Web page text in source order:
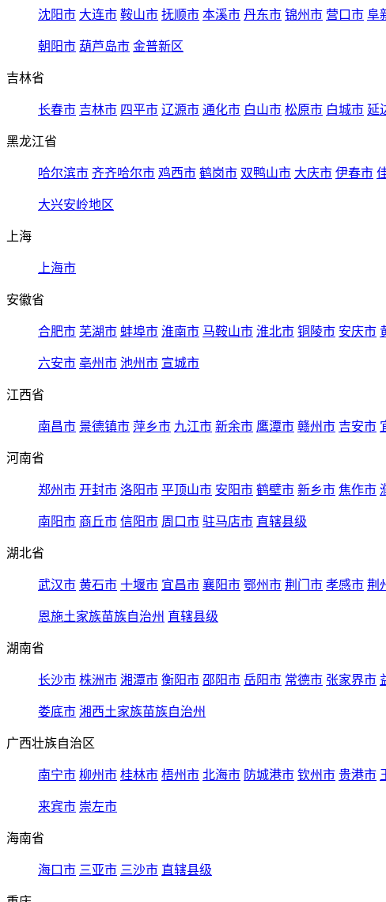
沈阳市 大连市 鞍山市 抚顺市 本溪市 丹东市 锦州市 营口市 阜
朝阳市 葫芦岛市 金普新区
吉林省
长春市 吉林市 四平市 辽源市 通化市 白山市 松原市 白城市 延
黑龙江省
哈尔滨市 齐齐哈尔市 鸡西市 鹤岗市 双鸭山市 大庆市 伊春市
大兴安岭地区
上海
上海市
安徽省
合肥市 芜湖市 蚌埠市 淮南市 马鞍山市 淮北市 铜陵市 安庆市
六安市 亳州市 池州市 宣城市
江西省
南昌市 景德镇市 萍乡市 九江市 新余市 鹰潭市 赣州市 吉安市
河南省
郑州市 开封市 洛阳市 平顶山市 安阳市 鹤壁市 新乡市 焦作市
南阳市 商丘市 信阳市 周口市 驻马店市 直辖县级
湖北省
武汉市 黄石市 十堰市 宜昌市 襄阳市 鄂州市 荆门市 孝感市 荆
恩施土家族苗族自治州 直辖县级
湖南省
长沙市 株洲市 湘潭市 衡阳市 邵阳市 岳阳市 常德市 张家界市
娄底市 湘西土家族苗族自治州
广西壮族自治区
南宁市 柳州市 桂林市 梧州市 北海市 防城港市 钦州市 贵港市
来宾市 崇左市
海南省
海口市 三亚市 三沙市 直辖县级